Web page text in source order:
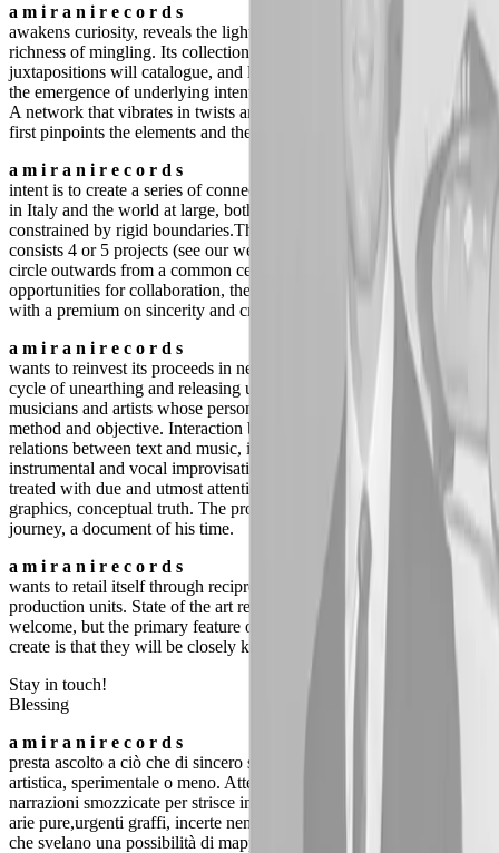
a m i r a n i r e c o r d s
awakens curiosity, reveals the light in fragments and observes the
richness of mingling. Its collection of exchanges and risky
juxtapositions will catalogue, and like little flags on a map, clarify
the emergence of underlying intentions.
A network that vibrates in twists and turns. An acute listening that
first pinpoints the elements and then understands the whole.
a m i r a n i r e c o r d s
intent is to create a series of connections between artistic endeavour
in Italy and the world at large, both domains that are often
constrained by rigid boundaries.The production plan for Year 1
consists 4 or 5 projects (see our website news for details) which will
circle outwards from a common centre. As they seek to increase
opportunities for collaboration, the projects will ascertain intentions,
with a premium on sincerity and creative innovation.
a m i r a n i r e c o r d s
wants to reinvest its proceeds in new projects - a self-perpetuating
cycle of unearthing and releasing unpublished materials from
musicians and artists whose personal quests are unique in both
method and objective. Interaction between languages, deeper
relations between text and music, images and sound-art and telluric
instrumental and vocal improvisations.Each production will be
treated with due and utmost attention to detail: sound quality,
graphics, conceptual truth. The production is a concept of the artist's
journey, a document of his time.
a m i r a n i r e c o r d s
wants to retail itself through reciprocal arrangements with other
production units. State of the art retailing would of course be very
welcome, but the primary feature of networks that we initiate or
create is that they will be closely knit.
Stay in touch!
Blessing
a m i r a n i r e c o r d s
presta ascolto a ciò che di sincero si agita nella produzione sonora e
artistica, sperimentale o meno. Attenzione a taluni interiori racconti,
narrazioni smozzicate per strisce imprecise e vivide, frammenti di
arie pure,urgenti graffi, incerte nenie, definiti segni, silenzi e densità
che svelano una possibilità di mappatura del creativo edito e no.